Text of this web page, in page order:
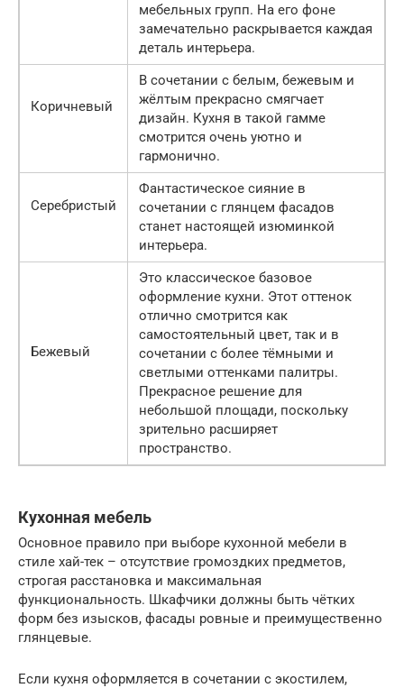
мебельных групп. На его фоне
замечательно раскрывается каждая
деталь интерьера.
Коричневый
В сочетании с белым, бежевым и
жёлтым прекрасно смягчает
дизайн. Кухня в такой гамме
смотрится очень уютно и
гармонично.
Серебристый
Фантастическое сияние в
сочетании с глянцем фасадов
станет настоящей изюминкой
интерьера.
Бежевый
Это классическое базовое
оформление кухни. Этот оттенок
отлично смотрится как
самостоятельный цвет, так и в
сочетании с более тёмными и
светлыми оттенками палитры.
Прекрасное решение для
небольшой площади, поскольку
зрительно расширяет
пространство.
Кухонная мебель
Основное правило при выборе кухонной мебели в
стиле хай-тек – отсутствие громоздких предметов,
строгая расстановка и максимальная
функциональность. Шкафчики должны быть чётких
форм без изысков, фасады ровные и преимущественно
глянцевые.
Если кухня оформляется в сочетании с экостилем,